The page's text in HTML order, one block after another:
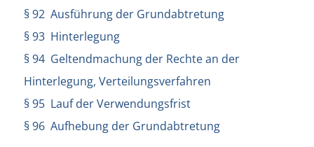
§ 92 Ausführung der Grundabtretung
§ 93 Hinterlegung
§ 94 Geltendmachung der Rechte an der
Hinterlegung, Verteilungsverfahren
§ 95 Lauf der Verwendungsfrist
§ 96 Aufhebung der Grundabtretung